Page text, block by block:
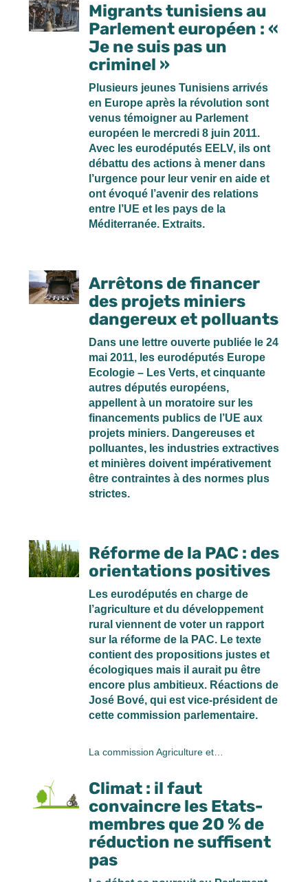
Migrants tunisiens au
Parlement européen : «
Je ne suis pas un
criminel »
Plusieurs jeunes Tunisiens arrivés
en Europe après la révolution sont
venus témoigner au Parlement
européen le mercredi 8 juin 2011.
Avec les eurodéputés EELV, ils ont
débattu des actions à mener dans
l’urgence pour leur venir en aide et
ont évoqué l’avenir des relations
entre l’UE et les pays de la
Méditerranée. Extraits.
Arrêtons de financer
des projets miniers
dangereux et polluants
Dans une lettre ouverte publiée le 24
mai 2011, les eurodéputés Europe
Ecologie – Les Verts, et cinquante
autres députés européens,
appellent à un moratoire sur les
financements publics de l’UE aux
projets miniers. Dangereuses et
polluantes, les industries extractives
et minières doivent impérativement
être contraintes à des normes plus
strictes.
Réforme de la PAC : des
orientations positives
Les eurodéputés en charge de
l’agriculture et du développement
rural viennent de voter un rapport
sur la réforme de la PAC. Le texte
contient des propositions justes et
écologiques mais il aurait pu être
encore plus ambitieux. Réactions de
José Bové, qui est vice-président de
cette commission parlementaire.
La commission Agriculture et…
Climat : il faut
convaincre les Etats-
membres que 20 % de
réduction ne suffisent
pas